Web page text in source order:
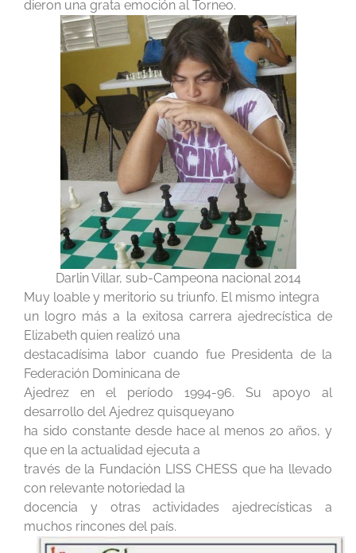
dieron una grata emoción al Torneo.
Darlin Villar, sub-Campeona nacional 2014
Muy loable y meritorio su triunfo. El mismo integra
un logro más a la exitosa carrera ajedrecística de
Elizabeth quien realizó una
destacadísima labor cuando fue Presidenta de la
Federación Dominicana de
Ajedrez en el período 1994-96. Su apoyo al
desarrollo del Ajedrez quisqueyano
ha sido constante desde hace al menos 20 años, y
que en la actualidad ejecuta a
través de la Fundación LISS CHESS que ha llevado
con relevante notoriedad la
docencia y otras actividades ajedrecísticas a
muchos rincones del país.